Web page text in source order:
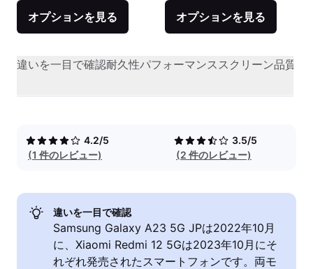
オプションを見る オプションを見る
違いを一目で確認耐久性パフォーマンススクリーン品質
4.2/5
(1 件のレビュー)
3.5/5
(2 件のレビュー)
違いを一目で確認
Samsung Galaxy A23 5G JPは2022年10月
に、Xiaomi Redmi 12 5Gは2023年10月にそ
れぞれ発売されたスマートフォンです。両モ